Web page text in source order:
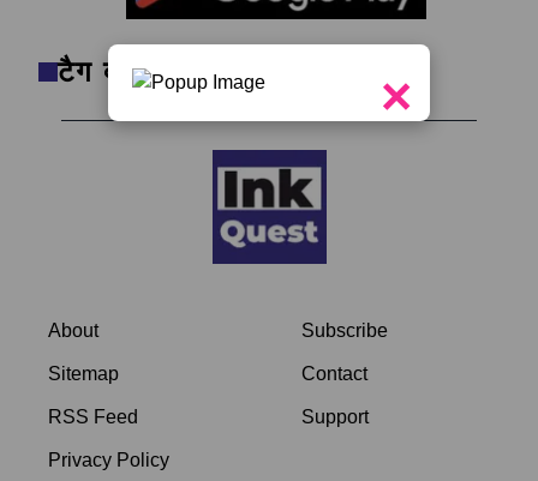
×
टैग क्लाउड
About
Sitemap
RSS Feed
Privacy Policy
Subscribe
Contact
Support